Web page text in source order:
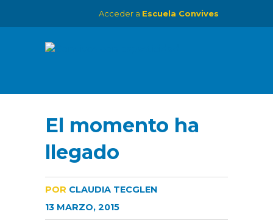
Acceder a Escuela Convives
El momento ha
llegado
POR CLAUDIA TECGLEN
13 MARZO, 2015